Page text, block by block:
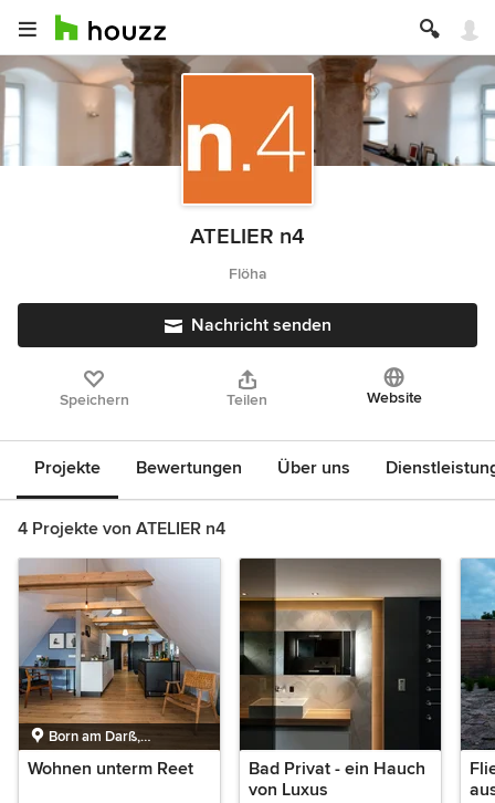
ATELIER n4
Flöha
Nachricht senden
Speichern Teilen Website
Projekte Bewertungen Über uns
4 Projekte von ATELIER n4
Born am Darß,
Mecklenburg-
Vorpommern
Wohnen unterm Reet
Bad Privat - ein Hauch
von Luxus